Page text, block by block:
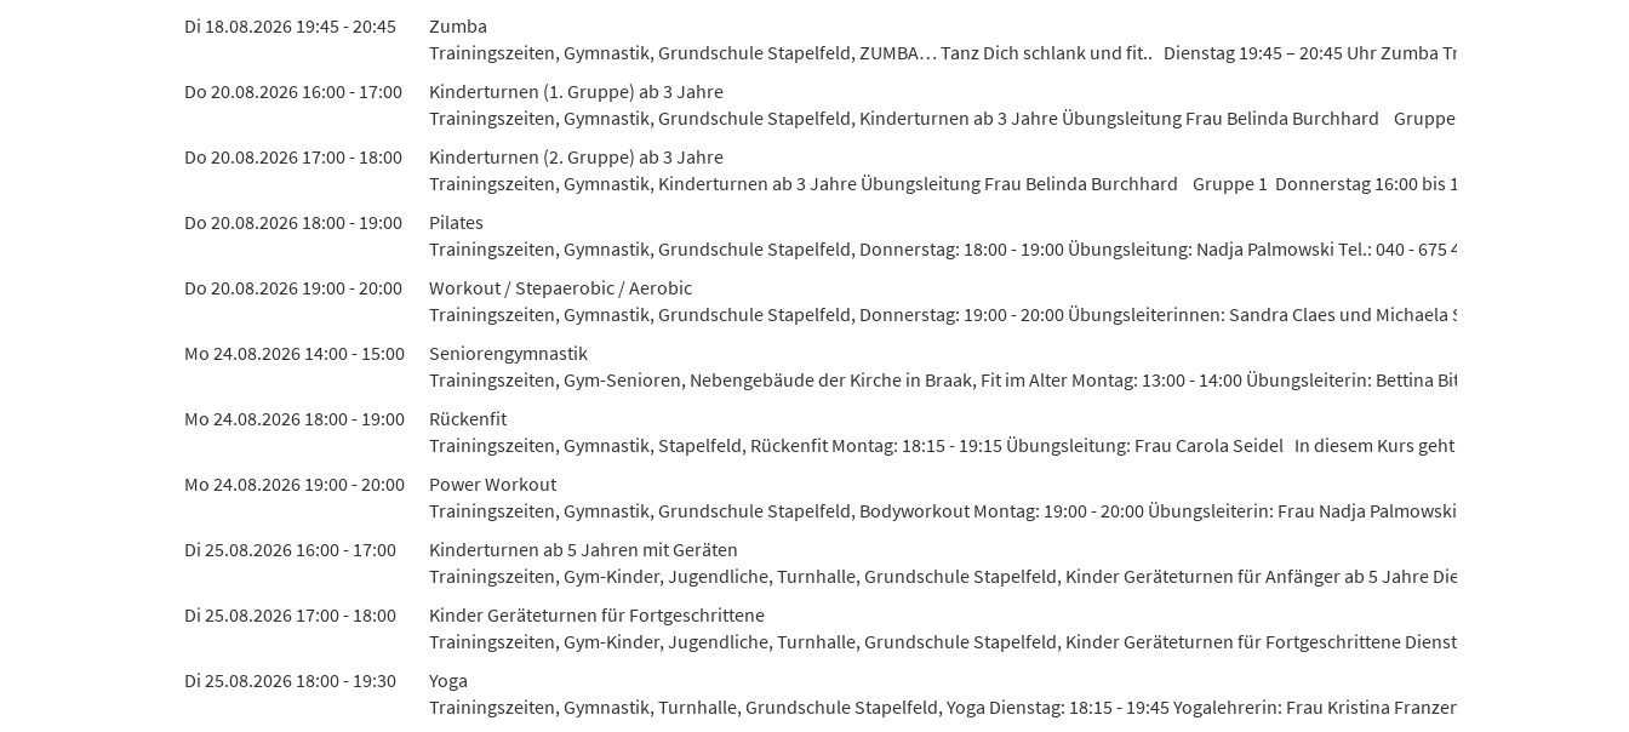
Di 18.08.2026 19:45 - 20:45
Zumba
Trainingszeiten, Gymnastik, Grundschule Stapelfeld, ZUMBA… Tanz Dich schlank und fit.. Dienstag 19:45 – 20:45 Uhr Zumba Trainerin: Melanie
Do 20.08.2026 16:00 - 17:00
Kinderturnen (1. Gruppe) ab 3 Jahre
Trainingszeiten, Gymnastik, Grundschule Stapelfeld, Kinderturnen ab 3 Jahre Übungsleitung Frau Belinda Burchhard Gruppe 1 Donnerstag 16:00
Do 20.08.2026 17:00 - 18:00
Kinderturnen (2. Gruppe) ab 3 Jahre
Trainingszeiten, Gymnastik, Kinderturnen ab 3 Jahre Übungsleitung Frau Belinda Burchhard Gruppe 1 Donnerstag 16:00 bis 17:00 Uhr Gruppe 2
Do 20.08.2026 18:00 - 19:00
Pilates
Trainingszeiten, Gymnastik, Grundschule Stapelfeld, Donnerstag: 18:00 - 19:00 Übungsleitung: Nadja Palmowski Tel.: 040 - 675 42 22 Training für...
Do 20.08.2026 19:00 - 20:00
Workout / Stepaerobic / Aerobic
Trainingszeiten, Gymnastik, Grundschule Stapelfeld, Donnerstag: 19:00 - 20:00 Übungsleiterinnen: Sandra Claes und Michaela Siedenburg - Kraft-
Mo 24.08.2026 14:00 - 15:00
Seniorengymnastik
Trainingszeiten, Gym-Senioren, Nebengebäude der Kirche in Braak, Fit im Alter Montag: 13:00 - 14:00 Übungsleiterin: Bettina Bitel Der Kurs wend...
Mo 24.08.2026 18:00 - 19:00
Rückenfit
Trainingszeiten, Gymnastik, Stapelfeld, Rückenfit Montag: 18:15 - 19:15 Übungsleitung: Frau Carola Seidel In diesem Kurs geht es nicht nur darum...
Mo 24.08.2026 19:00 - 20:00
Power Workout
Trainingszeiten, Gymnastik, Grundschule Stapelfeld, Bodyworkout Montag: 19:00 - 20:00 Übungsleiterin: Frau Nadja Palmowski Kraft- und
Di 25.08.2026 16:00 - 17:00
Kinderturnen ab 5 Jahren mit Geräten
Trainingszeiten, Gym-Kinder, Jugendliche, Turnhalle, Grundschule Stapelfeld, Kinder Geräteturnen für Anfänger ab 5 Jahre Dienstag um 16:00 bis
Di 25.08.2026 17:00 - 18:00
Kinder Geräteturnen für Fortgeschrittene
Trainingszeiten, Gym-Kinder, Jugendliche, Turnhalle, Grundschule Stapelfeld, Kinder Geräteturnen für Fortgeschrittene Dienstag um 17:00 bis
Di 25.08.2026 18:00 - 19:30
Yoga
Trainingszeiten, Gymnastik, Turnhalle, Grundschule Stapelfeld, Yoga Dienstag: 18:15 - 19:45 Yogalehrerin: Frau Kristina Franzen Yoga tut gut,